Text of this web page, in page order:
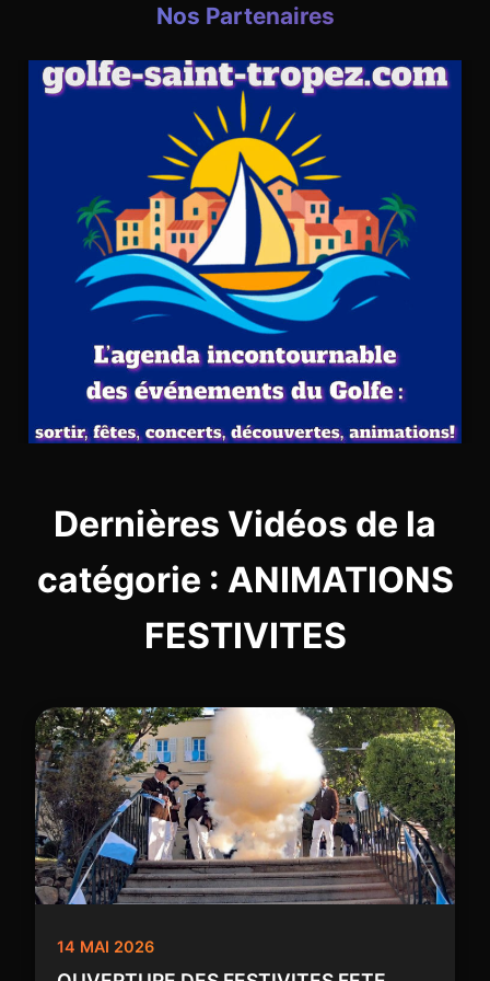
Nos Partenaires
Dernières Vidéos de la
catégorie : ANIMATIONS
FESTIVITES
14 MAI 2026